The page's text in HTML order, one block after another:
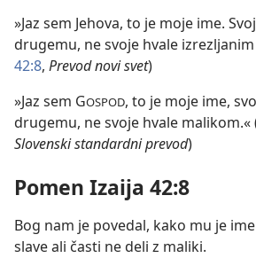
»Jaz sem Jehova, to je moje ime.
drugemu, ne svoje hvale
42:8, Prevod novi svet)
»Jaz sem GOSPOD, to je moje ime,
drugemu, ne svoje hvale malikom.«
Slovenski standardni prevod)
Pomen Izaija 42:8
Bog nam je povedal, kako mu je
slave ali časti ne deli z maliki.